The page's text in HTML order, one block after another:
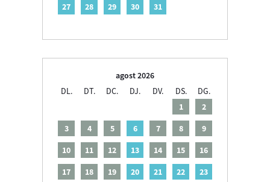
27
28 29 30 31
agost 2026
DL.
DT. DC. DJ. DV. DS.
DG.
1
2
3
4 5 6 7 8
9
10
11 12 13 14 15
16
17
18 19 20 21 22
23